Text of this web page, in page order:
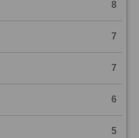
8
7
7
6
5